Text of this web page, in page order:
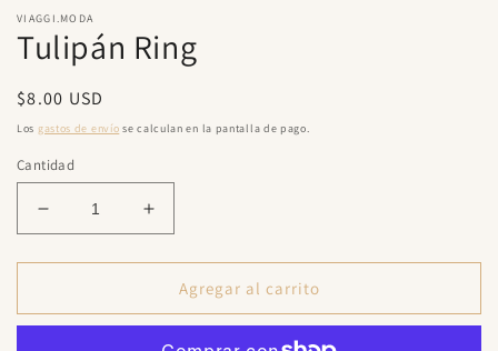
multimedia
una
modal
VIAGGI.MODA
Tulipán Ring
Precio
habitual
$8.00 USD
Los gastos de envío se calculan en la pantalla de pago.
Cantidad
Reducir
cantidad
para
Ring
Aumentar
cantidad
para
Tulipán
Ring
Agregar al carrito